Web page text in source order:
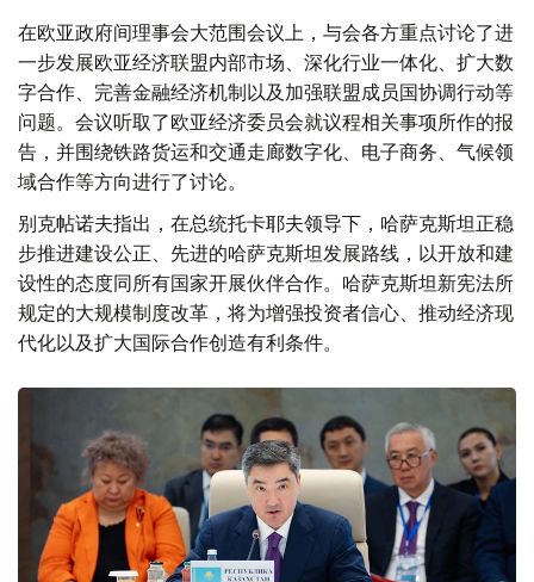
在欧亚政府间理事会大范围会议上，与会各方重点讨论了进
一步发展欧亚经济联盟内部市场、深化行业一体化、扩大数
字合作、完善金融经济机制以及加强联盟成员国协调行动等
问题。会议听取了欧亚经济委员会就议程相关事项所作的报
告，并围绕铁路货运和交通走廊数字化、电子商务、气候领
域合作等方向进行了讨论。
别克帖诺夫指出，在总统托卡耶夫领导下，哈萨克斯坦正稳
步推进建设公正、先进的哈萨克斯坦发展路线，以开放和建
设性的态度同所有国家开展伙伴合作。哈萨克斯坦新宪法所
规定的大规模制度改革，将为增强投资者信心、推动经济现
代化以及扩大国际合作创造有利条件。